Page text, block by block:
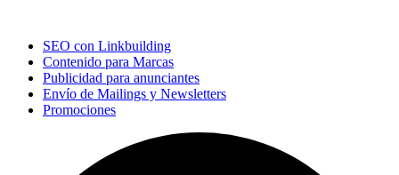
SEO con Linkbuilding
Contenido para Marcas
Publicidad para anunciantes
Envío de Mailings y Newsletters
Promociones